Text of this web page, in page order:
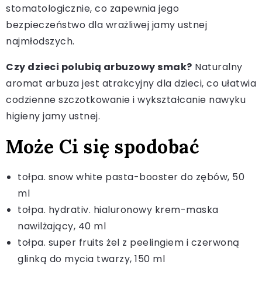
stomatologicznie, co zapewnia jego
bezpieczeństwo dla wrażliwej jamy ustnej
najmłodszych.
Czy dzieci polubią arbuzowy smak? Naturalny
aromat arbuza jest atrakcyjny dla dzieci, co ułatwia
codzienne szczotkowanie i wykształcanie nawyku
higieny jamy ustnej.
Może Ci się spodobać
tołpa. snow white pasta-booster do zębów, 50
ml
tołpa. hydrativ. hialuronowy krem-maska
nawilżający, 40 ml
tołpa. super fruits żel z peelingiem i czerwoną
glinką do mycia twarzy, 150 ml